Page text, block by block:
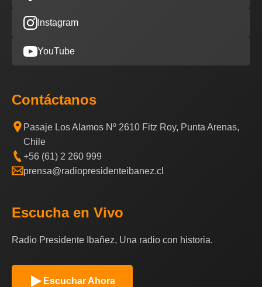
Instagram
YouTube
Contáctanos
Pasaje Los Alamos Nº 2610 Fitz Roy, Punta Arenas,
Chile
+56 (61) 2 260 999
prensa@radiopresidenteibanez.cl
Escucha en Vivo
Radio Presidente Ibañez, Una radio con historia.
Escuchar Ahora